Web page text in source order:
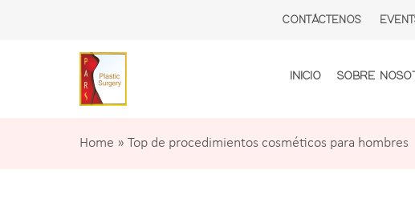
CONTÁCTENOS
INICIO SOBRE
Home » Top de procedimientos cosméticos para hombres